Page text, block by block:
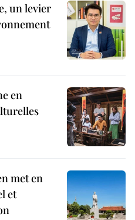
un levier
en
met en
et